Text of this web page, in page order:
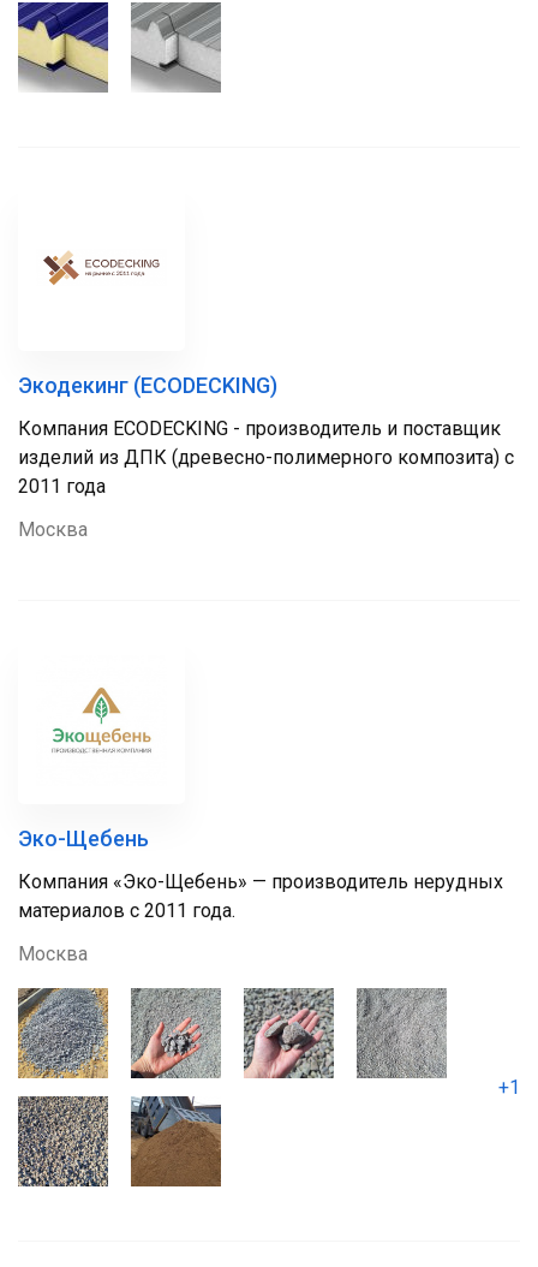
Экодекинг (ECODECKING)
Компания ECODECKING - производитель и поставщик
изделий из ДПК (древесно-полимерного композита) с
2011 года
Москва
Эко-Щебень
Компания «Эко-Щебень» — производитель нерудных
материалов с 2011 года.
Москва
+1